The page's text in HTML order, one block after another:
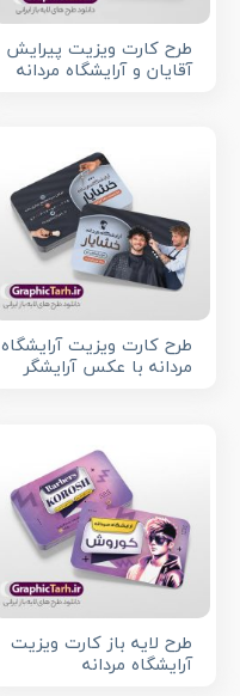
طرح کارت ویزیت پیرایش
آقایان و آرایشگاه مردانه
طرح کارت ویزیت آرایشگاه
مردانه با عکس آرایشگر
طرح لایه باز کارت ویزیت
آرایشگاه مردانه